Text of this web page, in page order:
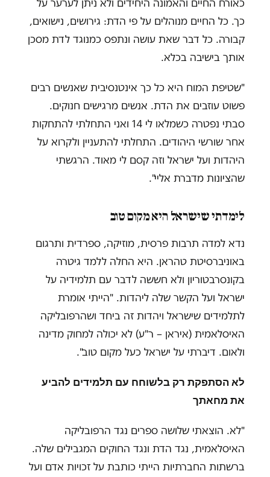
כאורח החיים והאמונה היחידים ולא ניתן לערער על
כך. כל החיים מנוהלים על פי הדת: גירושים, נישואים,
קבורה. כל דבר שאת עושה ונתפס כמנוגד לדת מסכן
אותך בישיבה בכלא.
"שטיפת המוח היא כל כך אינטנסיבית שאנשים רבים
פשוט עוזבים את הדת. אנשים מרגישים חנוקים.
סבתי נפטרה כשמלאו לי 14 ואני התחלתי להתחקות
אחר שורשי היהודים. התחלתי להתעניין ולקרוא על
היהדות ועל ישראל וזה קסם לי מאוד. הרגשתי
שהציונות מדברת אליי".
לימדתי שישראל היא מקום טוב
נדא למדה תרבות פרסית, מוזיקה, ספרדית ותרגום
באוניברסיטת טהראן. היא החלה ללמד גיטרה
בקונסרבטוריון ולא חששה לדבר עם תלמידיה על
ישראל ועל הקשר שלה ליהדות. "הייתי אומרת
לתלמידים שישראל ויהדות זה ביחד ושהרפובליקה
האיסלאמית (איראן – ר"ע) לא יכולה למחוק מדינה
ולאום. דיברתי על ישראל כעל מקום טוב".
לא הסתפקת רק בלשוחח עם תלמידים להביע
את מחאתך
"לא. הוצאתי שלושה ספרים נגד הרפובליקה
האיסלאמית, נגד הדת ונגד החוקים המגבילים שלה.
ברשתות החברתיות הייתי כותבת על זכויות אדם ועל